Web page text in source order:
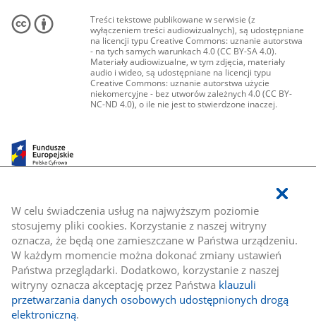
W celu świadczenia usług na najwyższym poziomie
stosujemy pliki cookies. Korzystanie z naszej witryny
oznacza, że będą one zamieszczane w Państwa urządzeniu.
W każdym momencie można dokonać zmiany ustawień
Państwa przeglądarki. Dodatkowo, korzystanie z naszej
witryny oznacza akceptację przez Państwa klauzuli
przetwarzania danych osobowych udostępnionych drogą
elektroniczną.
Treści tekstowe publikowane w serwisie (z
wyłączeniem treści audiowizualnych), są udostępniane
na licencji typu Creative Commons: uznanie autorstwa
- na tych samych warunkach 4.0 (CC BY-SA 4.0).
Materiały audiowizualne, w tym zdjęcia, materiały
audio i wideo, są udostępniane na licencji typu
Creative Commons: uznanie autorstwa użycie
niekomercyjne - bez utworów zależnych 4.0 (CC BY-
NC-ND 4.0), o ile nie jest to stwierdzone inaczej.